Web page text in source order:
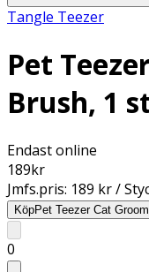
Tangle Teezer
Pet
Brush, 1
Endast online
189kr
Jmfs.pris: 189 kr /
KöpPet Teezer Cat
0